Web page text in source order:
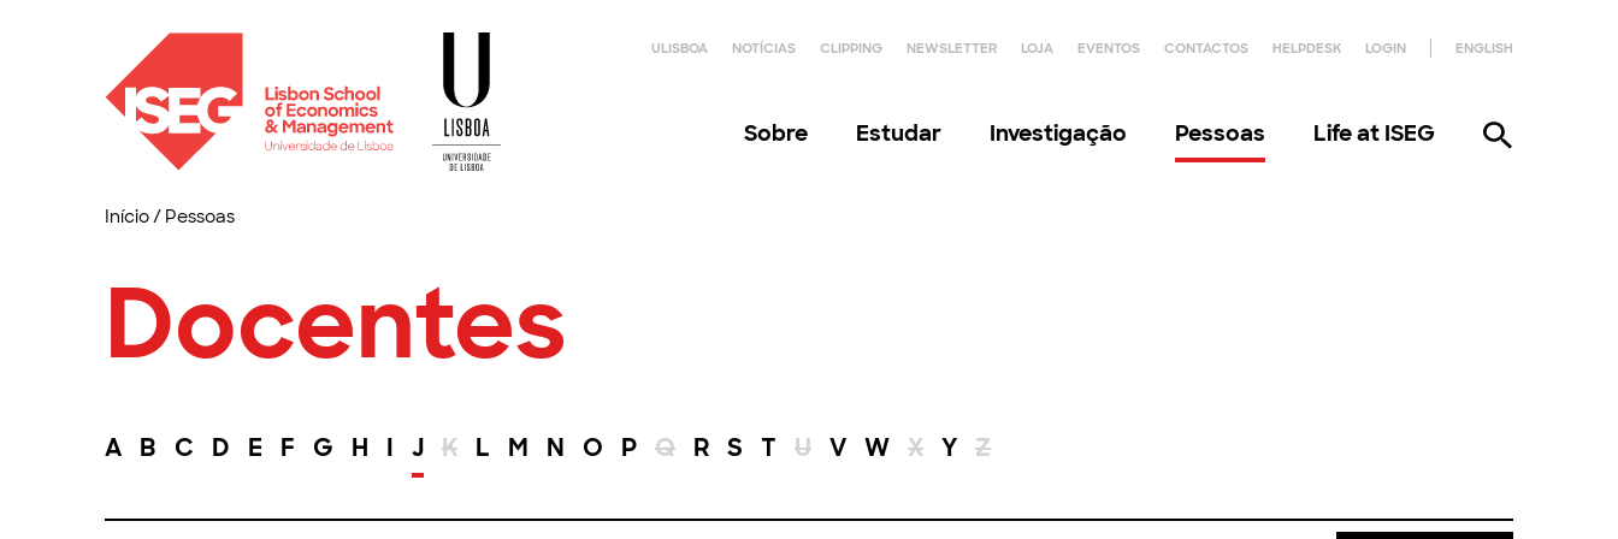
ULISBOA NOTÍCIAS CLIPPING NEWSLETTER LOJA EVENTOS CONTACTOS HELPDESK LOGIN ENGLISH
Sobre Estudar Investigação Pessoas Life at ISEG
Início/ Pessoas
Docentes
A B C D E F G H I J K L M N O P Q R S T U V W X Y Z